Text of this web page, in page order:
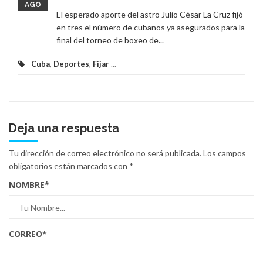
AGO
El esperado aporte del astro Julio César La Cruz fijó
en tres el número de cubanos ya asegurados para la
final del torneo de boxeo de...
Cuba, Deportes, Fijar...
Deja una respuesta
Tu dirección de correo electrónico no será publicada.Los campos
obligatorios están marcados con *
NOMBRE*
CORREO*